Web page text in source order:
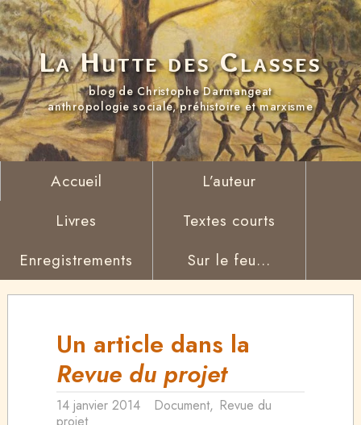
La Hutte des Classes
blog de Christophe Darmangeat
anthropologie sociale, préhistoire et marxisme
Accueil
L’auteur
Livres
Textes courts
Enregistrements
Sur le feu...
Un article dans la
Revue du projet
14 janvier 2014 Document, Revue du